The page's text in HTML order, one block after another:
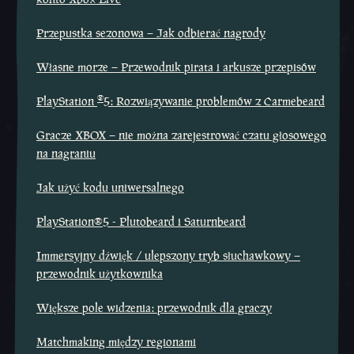
Przepustka sezonowa – Jak odbierać nagrody
Własne morze – Przewodnik pirata i arkusze przepisów
PlayStation ®5: Rozwiązywanie problemów z Carmebeard
Gracze XBOX – nie można zarejestrować czatu głosowego
na nagraniu
Jak użyć kodu uniwersalnego
PlayStation®5 - Plutobeard i Saturnbeard
Immersyjny dźwięk / ulepszony tryb słuchawkowy –
przewodnik użytkownika
Większe pole widzenia: przewodnik dla graczy
Matchmaking między regionami